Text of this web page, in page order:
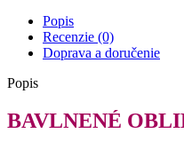
Popis
Recenzie (0)
Doprava a doručenie
Popis
BAVLNENÉ